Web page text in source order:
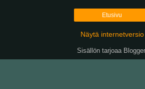
Etusivu
Näytä internetversio
Sisällön tarjoaa Blogger